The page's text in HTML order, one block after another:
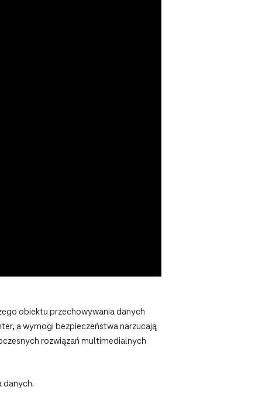
obiektu przechowywania danych
a wymogi bezpieczeństwa narzucają
rozwiązań multimedialnych
danych.